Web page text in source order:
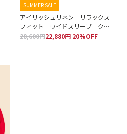
SUMMER SALE
アイリッシュリネン リラックス
フィット ワイドスリーブ クロ
ップドシャツ
28,600円22,880円 20%OFF